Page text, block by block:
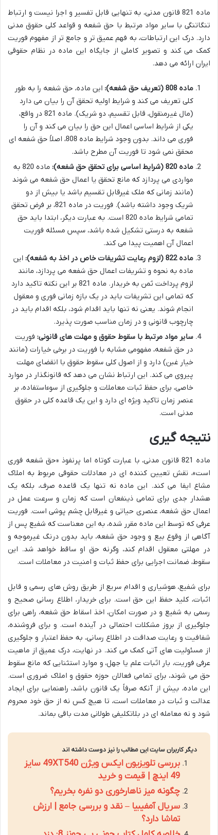
ماده 821 قانون مدنی، به تنهایی قابل تفسیر و اجرا نیست و ارتباط
تنگاتنگی با سایر مواد مرتبط با حق شفعه و قواعد کلی حقوق مدنی
دارد. درک این ارتباطات، به فهم عمیق تر و جامع تر از مفهوم فوریت
کمک می کند و تصویر کاملی از جایگاه این ماده در نظام حقوقی
ایران ارائه می دهد.
ماده 808 (تعریف حق شفعه):
این ماده، حق شفعه را به طور
کلی تعریف می کند و شرایط اولیه تحقق آن را بیان می دارد
(مال غیرمنقول، قابل تقسیم، دو شریک). ماده 821 در واقع،
یکی از شرایط اساسی اعمال این حق را بیان می کند و آن را
فوری می داند. بدون وجود شرایط ماده 808، اصلاً حق شفعه ای
محقق نمی شود تا فوریت آن مطرح باشد.
ماده 820 (شرایط اساسی برای تحقق حق شفعه):
ماده 820 به
مواردی می پردازد که مانع تحقق یا اعمال حق شفعه می شوند
(مانند زمانی که ملک غیرقابل تقسیم باشد یا بیش از دو
شریک وجود داشته باشد). فوریت در ماده 821، بر فرض تحقق
تمامی شرایط ماده 820 است. به عبارت دیگر، ابتدا باید حق
شفعه به درستی تشکیل شده باشد، سپس مسئله فوریت
اعمال آن اهمیت پیدا می کند.
ماده 822 (لزوم رعایت تشریفات خاص در اخذ به شفعه):
این
ماده به نحوه و تشریفات اعمال حق شفعه می پردازد، مانند
لزوم پرداخت ثمن به خریدار. ماده 821 بر این نکته تاکید دارد
که تمامی این تشریفات باید در یک بازه زمانی فوری و معقول
انجام شوند. یعنی نه تنها باید اقدام شود، بلکه اقدام باید در
چارچوب قانونی و در زمان مناسب صورت پذیرد.
سایر مواد مرتبط با سقوط حقوق و مهلت های قانونی: فوریت
در حق شفعه، مفهومی مشابه با فوریت در برخی خیارات (مانند
خیار غبن) دارد و از اصول کلی سقوط حقوق با انقضای مهلت
پیروی می کند. این ارتباط نشان می دهد که قانونگذار در موارد
خاصی، برای حفظ ثبات معاملات و جلوگیری از سوءاستفاده، بر
عنصر زمان تاکید ویژه ای دارد و این یک قاعده کلی در حقوق
مدنی است.
نتیجه گیری
ماده 821 قانون مدنی، با عبارت کوتاه اما پرنفوذ «حق شفعه فوری
است»، نقش تعیین کننده ای در معادلات حقوقی مربوط به املاک
مشاع ایفا می کند. این ماده نه تنها یک قاعده صرف، بلکه یک
هشدار جدی برای تمامی ذینفعان است که زمان و سرعت عمل در
اعمال حق شفعه، عنصری حیاتی و غیرقابل چشم پوشی است. فوریت
عرفی که توسط این ماده مقرر شده، به این معناست که شفیع پس از
آگاهی از وقوع بیع و وجود حق شفعه، باید بدون درنگ غیرموجه و
در مهلتی معقول اقدام کند، وگرنه حق او ساقط خواهد شد. این
سقوط، ضمانت اجرایی برای حفظ ثبات و امنیت در معاملات است.
برای شفیع، هوشیاری و اقدام سریع از طریق روش های رسمی و قابل
اثبات، کلید حفظ این حق است. برای خریدار، اطلاع رسانی صحیح و
رسمی به شفیع و در صورت امکان، اخذ اسقاط حق شفعه، راهی برای
جلوگیری از بروز مشکلات احتمالی در آینده است. و برای فروشنده،
شفافیت و رعایت صداقت در اطلاع رسانی، به حفظ اعتبار و جلوگیری
از مسئولیت های آتی کمک می کند. در نهایت، درک عمیق از ماهیت
عرفی فوریت، بار اثبات علم یا جهل، و موارد استثنایی که مانع سقوط
حق می شوند، برای تمامی فعالان حوزه حقوق و املاک ضروری است.
این ماده، بیش از آنکه صرفاً یک قانون باشد، راهنمایی برای ایجاد
عدالت و ثبات در معاملات است، تا هیچ کس نه از حق خود محروم
شود و نه معامله ای در بلاتکلیفی طولانی مدت باقی بماند.
دیگر کاربران سایت این مطالب را نیز دوست داشته اند
بررسی تلویزیون ایکس ویژن 49XT540 سایز
49 اینچ | قیمت و خرید
چگونه میز ناهارخوری دو نفره بخریم؟
سریال آمفیبیا – نقد و بررسی جامع | ارزش
تماشا دارد؟